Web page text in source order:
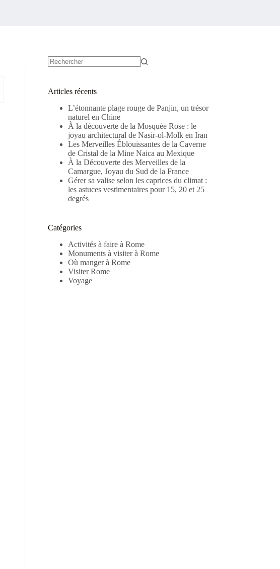
Articles récents
L’étonnante plage rouge de Panjin, un trésor
naturel en Chine
À la découverte de la Mosquée Rose : le
joyau architectural de Nasir-ol-Molk en Iran
Les Merveilles Éblouissantes de la Caverne
de Cristal de la Mine Naica au Mexique
À la Découverte des Merveilles de la
Camargue, Joyau du Sud de la France
Gérer sa valise selon les caprices du climat :
les astuces vestimentaires pour 15, 20 et 25
degrés
Catégories
Activités à faire à Rome
Monuments à visiter à Rome
Où manger à Rome
Visiter Rome
Voyage